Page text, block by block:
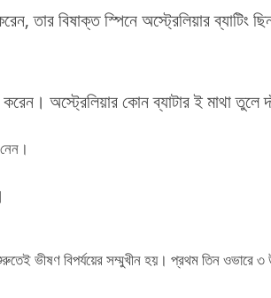
তার বিষাক্ত স্পিনে অস্ট্রেলিয়ার
অস্ট্রেলিয়ার কোন ব্যাটার ই মাথা তুলে
ভীষণ বিপর্যয়ের সম্মুখীন হয়। প্রথম তিন